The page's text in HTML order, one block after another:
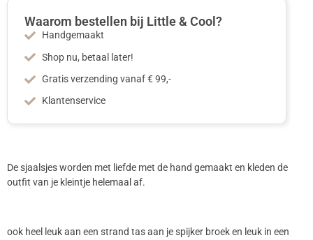
Waarom bestellen bij Little & Cool?
Handgemaakt
Shop nu, betaal later!
Gratis verzending vanaf € 99,-
Klantenservice
De sjaalsjes worden met liefde met de hand gemaakt en kleden de
outfit van je kleintje helemaal af.
ook heel leuk aan een strand tas aan je spijker broek en leuk in een